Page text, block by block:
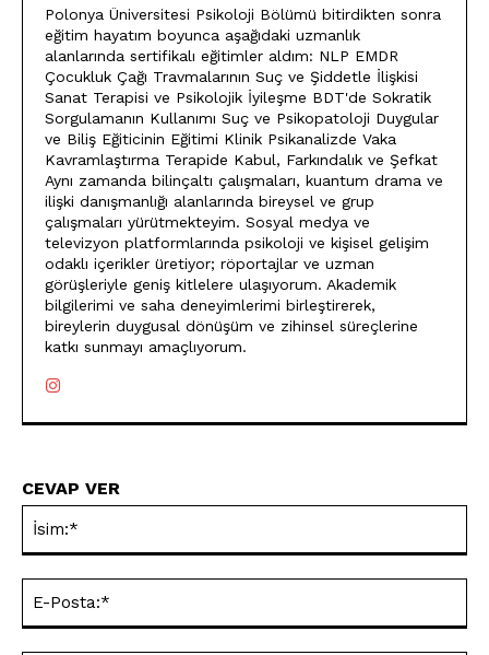
Polonya Üniversitesi Psikoloji Bölümü bitirdikten sonra
eğitim hayatım boyunca aşağıdaki uzmanlık
alanlarında sertifikalı eğitimler aldım: NLP EMDR
Çocukluk Çağı Travmalarının Suç ve Şiddetle İlişkisi
Sanat Terapisi ve Psikolojik İyileşme BDT'de Sokratik
Sorgulamanın Kullanımı Suç ve Psikopatoloji Duygular
ve Biliş Eğiticinin Eğitimi Klinik Psikanalizde Vaka
Kavramlaştırma Terapide Kabul, Farkındalık ve Şefkat
Aynı zamanda bilinçaltı çalışmaları, kuantum drama ve
ilişki danışmanlığı alanlarında bireysel ve grup
çalışmaları yürütmekteyim. Sosyal medya ve
televizyon platformlarında psikoloji ve kişisel gelişim
odaklı içerikler üretiyor; röportajlar ve uzman
görüşleriyle geniş kitlelere ulaşıyorum. Akademik
bilgilerimi ve saha deneyimlerimi birleştirerek,
bireylerin duygusal dönüşüm ve zihinsel süreçlerine
katkı sunmayı amaçlıyorum.
CEVAP VER